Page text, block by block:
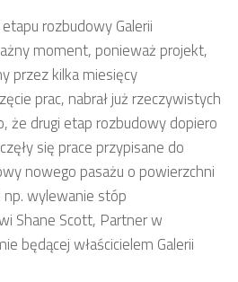
rozbudowy Galerii
moment, ponieważ projekt,
przez kilka miesięcy
prac, nabrał już rzeczywistych
że drugi etap rozbudowy dopiero
się prace przypisane do
nowego pasażu o powierzchni
wylewanie stóp
Shane Scott, Partner w
będącej właścicielem Galerii